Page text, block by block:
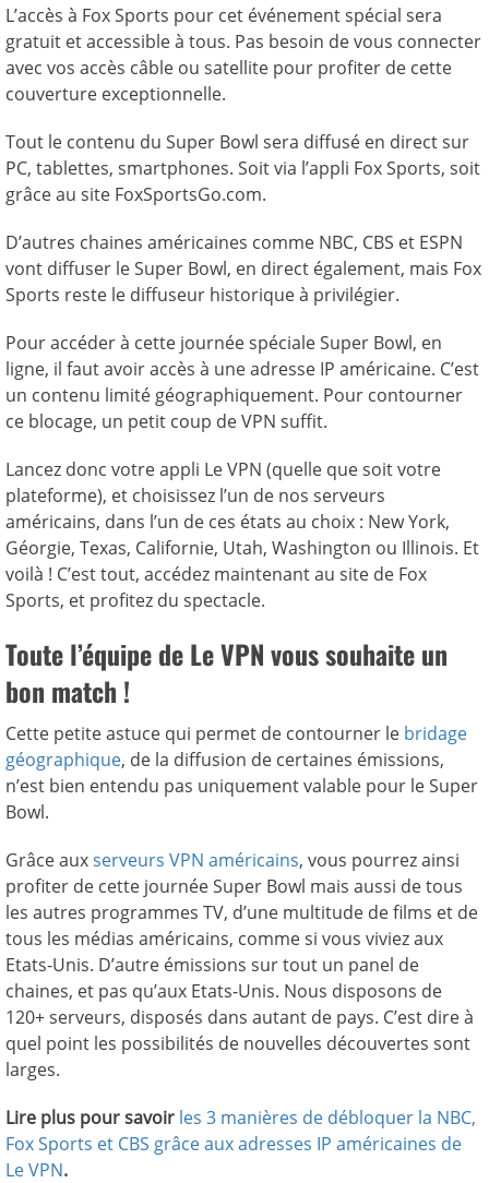
L’accès à Fox Sports pour cet événement spécial sera
gratuit et accessible à tous. Pas besoin de vous connecter
avec vos accès câble ou satellite pour profiter de cette
couverture exceptionnelle.
Tout le contenu du Super Bowl sera diffusé en direct sur
PC, tablettes, smartphones. Soit via l’appli Fox Sports, soit
grâce au site FoxSportsGo.com.
D’autres chaines américaines comme NBC, CBS et ESPN
vont diffuser le Super Bowl, en direct également, mais Fox
Sports reste le diffuseur historique à privilégier.
Pour accéder à cette journée spéciale Super Bowl, en
ligne, il faut avoir accès à une adresse IP américaine. C’est
un contenu limité géographiquement. Pour contourner
ce blocage, un petit coup de VPN suffit.
Lancez donc votre appli Le VPN (quelle que soit votre
plateforme), et choisissez l’un de nos serveurs
américains, dans l’un de ces états au choix : New York,
Géorgie, Texas, Californie, Utah, Washington ou Illinois. Et
voilà ! C’est tout, accédez maintenant au site de Fox
Sports, et profitez du spectacle.
Toute l’équipe de Le VPN vous souhaite un
bon match !
Cette petite astuce qui permet de contourner le bridage
géographique, de la diffusion de certaines émissions,
n’est bien entendu pas uniquement valable pour le Super
Bowl.
Grâce auxserveurs VPN américains, vous pourrez ainsi
profiter de cette journée Super Bowl mais aussi de tous
les autres programmes TV, d’une multitude de films et de
tous les médias américains, comme si vous viviez aux
Etats-Unis. D’autre émissions sur tout un panel de
chaines, et pas qu’aux Etats-Unis. Nous disposons de
120+ serveurs, disposés dans autant de pays. C’est dire à
quel point les possibilités de nouvelles découvertes sont
larges.
Lire plus pour savoir les 3 manières de débloquer la NBC,
Fox Sports et CBS grâce aux adresses IP américaines de
Le VPN.